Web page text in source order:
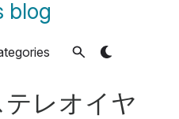
blog
レオイヤ